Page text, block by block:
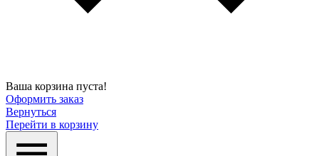
Ваша корзина пуста!
Оформить заказ
Вернуться
Перейти в корзину